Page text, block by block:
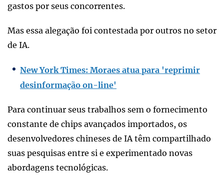
gastos por seus concorrentes.
Mas essa alegação foi contestada por outros no setor
de IA.
New York Times: Moraes atua para 'reprimir
desinformação on-line'
Para continuar seus trabalhos sem o fornecimento
constante de chips avançados importados, os
desenvolvedores chineses de IA têm compartilhado
suas pesquisas entre si e experimentado novas
abordagens tecnológicas.